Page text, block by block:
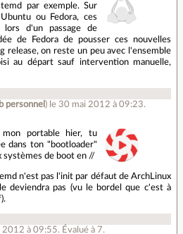
par exemple. Sur
ou Fedora, ces
lors d'un passage de
de Fedora de pousser ces nouvelles
release, on reste un peu avec l'ensemble
au départ sauf intervention manuelle,
personnel ) le 30 mai 2012 à 09:23.
portable hier, tu
dans ton "bootloader"
systèmes de boot en //
n'est pas l'init par défaut de ArchLinux
deviendra pas (vu le bordel que c'est à
2012 à 09:55. Évalué à7.